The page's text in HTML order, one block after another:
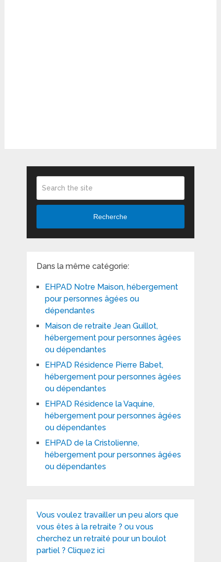
Recherche
Dans la même catégorie:
EHPAD Notre Maison, hébergement
pour personnes âgées ou
dépendantes
Maison de retraite Jean Guillot,
hébergement pour personnes âgées
ou dépendantes
EHPAD Résidence Pierre Babet,
hébergement pour personnes âgées
ou dépendantes
EHPAD Résidence la Vaquine,
hébergement pour personnes âgées
ou dépendantes
EHPAD de la Cristolienne,
hébergement pour personnes âgées
ou dépendantes
Vous voulez travailler un peu alors que
vous êtes à la retraite ? ou vous
cherchez un retraité pour un boulot
partiel ? Cliquez ici